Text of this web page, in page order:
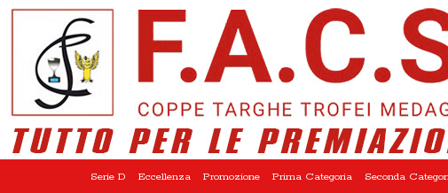
Serie D Eccellenza Promozione Prima Categoria Seconda